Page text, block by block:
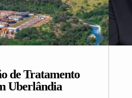
de Tratamento
Uberlândia